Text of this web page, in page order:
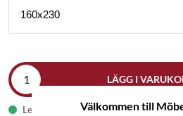
Välkommen till
160x230
LÄGG I
Leveranstid 1-2 veckor